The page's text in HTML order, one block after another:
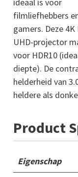
filmliefhebbers
gamers. Deze 4K
UHD-projector
voor HDR10
diepte). De
helderheid van
heldere als
Product
Eigenschap